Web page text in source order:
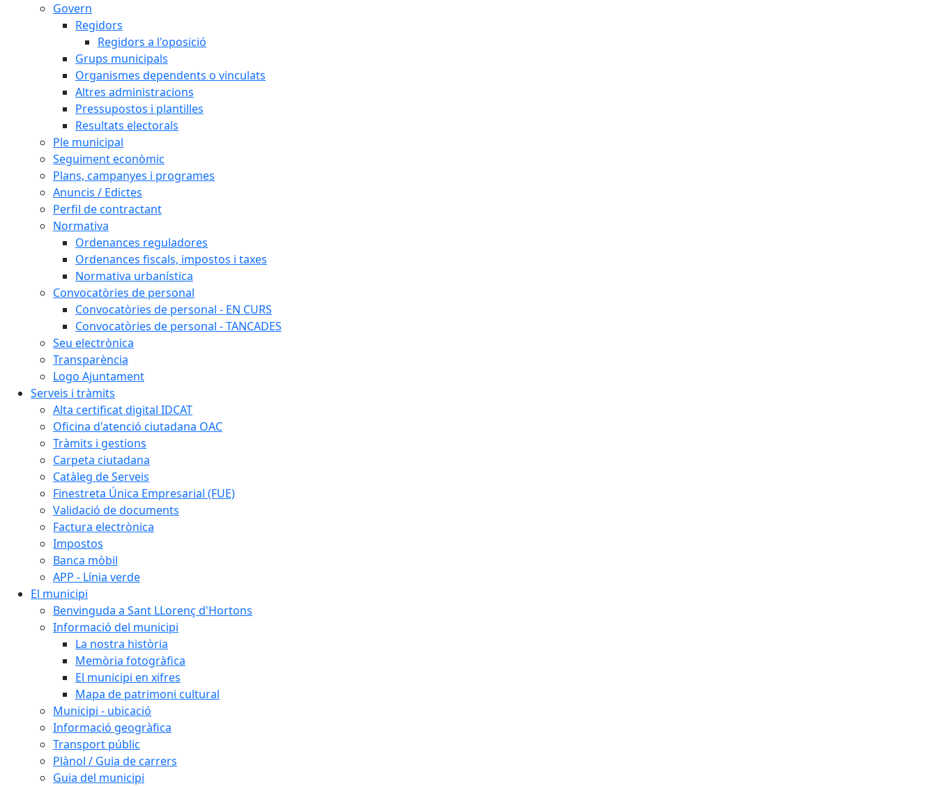
Govern
Regidors
Regidors a l'oposició
Grups municipals
Organismes dependents o vinculats
Altres administracions
Pressupostos i plantilles
Resultats electorals
Ple municipal
Seguiment econòmic
Plans, campanyes i programes
Anuncis / Edictes
Perfil de contractant
Normativa
Ordenances reguladores
Ordenances fiscals, impostos i taxes
Normativa urbanística
Convocatòries de personal
Convocatòries de personal - EN CURS
Convocatòries de personal - TANCADES
Seu electrònica
Transparència
Logo Ajuntament
Serveis i tràmits
Alta certificat digital IDCAT
Oficina d'atenció ciutadana OAC
Tràmits i gestions
Carpeta ciutadana
Catàleg de Serveis
Finestreta Única Empresarial (FUE)
Validació de documents
Factura electrònica
Impostos
Banca mòbil
APP - Línia verde
El municipi
Benvinguda a Sant LLorenç d'Hortons
Informació del municipi
La nostra història
Memòria fotogràfica
El municipi en xifres
Mapa de patrimoni cultural
Municipi - ubicació
Informació geogràfica
Transport públic
Plànol / Guia de carrers
Guia del municipi